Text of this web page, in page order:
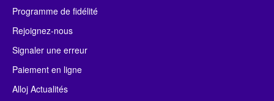
Programme de fidélité
Rejoignez-nous
Signaler une erreur
Paiement en ligne
Alloj Actualités